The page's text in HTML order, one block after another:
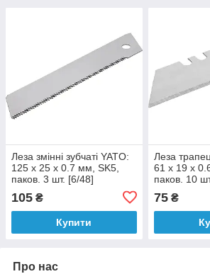
Леза змінні зубчаті YATO:
125 x 25 x 0.7 мм, SK5,
паков. 3 шт. [6/48]
105 ₴
Купити
Леза
61 x 19 x
паков. 10
75₴
Про нас